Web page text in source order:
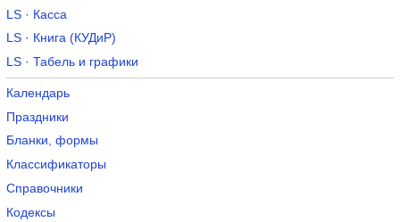
LS · Касса
LS · Книга (КУДиР)
LS · Табель и графики
Календарь
Праздники
Бланки, формы
Классификаторы
Справочники
Кодексы